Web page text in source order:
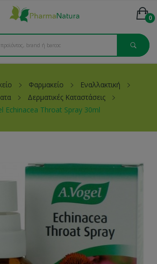
0
Φαρμακείο
Εναλλακτική
Δερματικές Καταστάσεις
Echinacea Throat Spray 30ml